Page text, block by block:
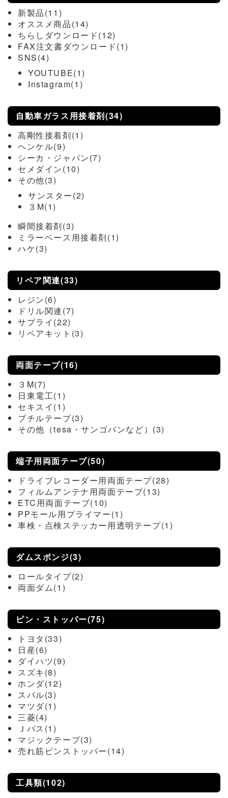
新製品(11)
オススメ商品(14)
ちらしダウンロード(12)
FAX注文書ダウンロード(1)
SNS(4)
YOUTUBE(1)
Instagram(1)
自動車ガラス用接着剤(34)
高剛性接着剤(1)
ヘンケル(9)
シーカ・ジャパン(7)
セメダイン(10)
その他(3)
サンスター(2)
３M(1)
瞬間接着剤(3)
ミラーベース用接着剤(1)
ハケ(3)
リペア関連(33)
レジン(6)
ドリル関連(7)
サプライ(22)
リペアキット(3)
両面テープ(16)
３M(7)
日東電工(1)
セキスイ(1)
ブチルテープ(3)
その他（tesa・サンゴバンなど）(3)
端子用両面テープ(50)
ドライブレコーダー用両面テープ(28)
フィルムアンテナ用両面テープ(13)
ETC用両面テープ(10)
PPモール用プライマー(1)
車検・点検ステッカー用透明テープ(1)
ダムスポンジ(3)
ロールタイプ(2)
両面ダム(1)
ピン・ストッパー(75)
トヨタ(33)
日産(6)
ダイハツ(9)
スズキ(8)
ホンダ(12)
スバル(3)
マツダ(1)
三菱(4)
Ｊバス(1)
マジックテープ(3)
売れ筋ピンストッパー(14)
工具類(102)